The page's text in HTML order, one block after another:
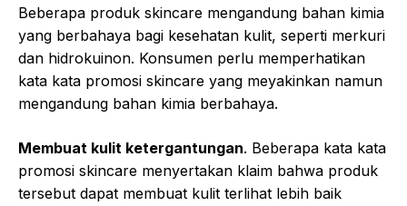
Beberapa produk skincare mengandung bahan kimia
yang berbahaya bagi kesehatan kulit, seperti merkuri
dan hidrokuinon. Konsumen perlu memperhatikan
kata kata promosi skincare yang meyakinkan namun
mengandung bahan kimia berbahaya.
Membuat kulit ketergantungan. Beberapa kata kata
promosi skincare menyertakan klaim bahwa produk
tersebut dapat membuat kulit terlihat lebih baik